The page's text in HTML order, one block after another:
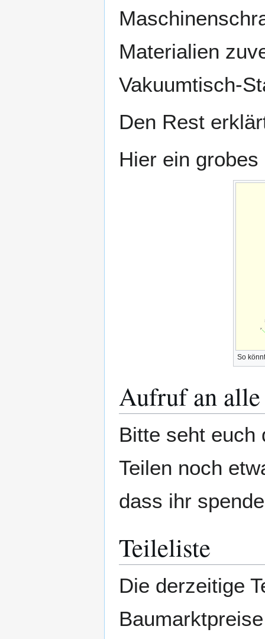
Materialien
Vakuumtisch-
Den Rest
Hier ein
So
Aufruf an alle
Bitte seht euch
Teilen noch
dass ihr
Teileliste
Die derzeitige